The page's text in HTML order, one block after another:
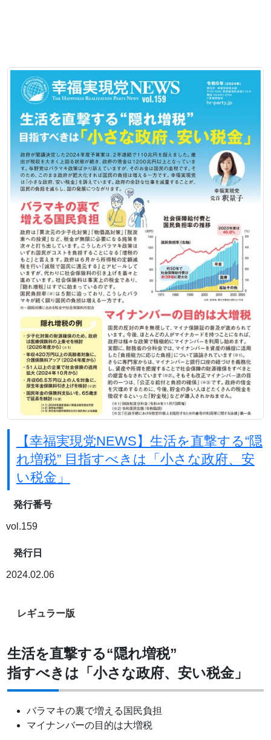
【幸福実現党NEWS】生活を直撃する“隠
れ増税” 目指すべきは「小さな政府、安
い税金」
発行番号
vol.159
発行日
2024.02.06
レギュラー版
生活を直撃する“隠れ増税”
指すべきは「小さな政府、安い税金」
バラマキの裏で増える国民負担
マイナンバーの目的は大増税